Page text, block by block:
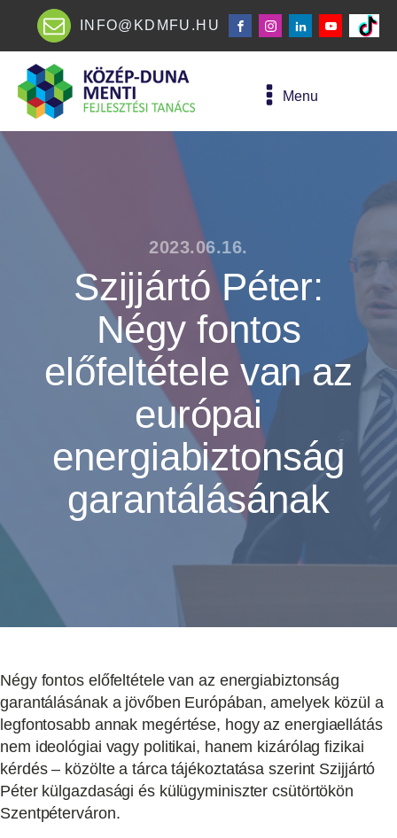
INFO@KDMFU.HU
Menu
2023.06.16.
Szijjártó Péter:
Négy fontos
előfeltétele van az
európai
energiabiztonság
garantálásának
Négy fontos előfeltétele van az energiabiztonság
garantálásának a jövőben Európában, amelyek közül a
legfontosabb annak megértése, hogy az energiaellátás
nem ideológiai vagy politikai, hanem kizárólag fizikai
kérdés – közölte a tárca tájékoztatása szerint Szijjártó
Péter külgazdasági és külügyminiszter csütörtökön
Szentpéterváron.